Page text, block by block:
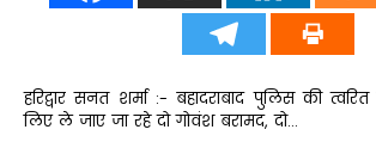
हरिद्वार सनत शर्मा :- बहादराबाद पुलिस की
लिए ले जाए जा रहे दो गोवंश बरामद, दो…